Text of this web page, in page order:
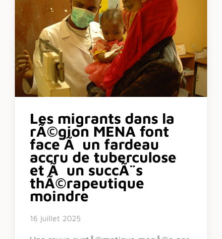
Les migrants dans la
rÃ©gion MENA font
face Ã un fardeau
accru de tuberculose
et Ã un succÃ¨s
thÃ©rapeutique
moindre
16 juillet 2025